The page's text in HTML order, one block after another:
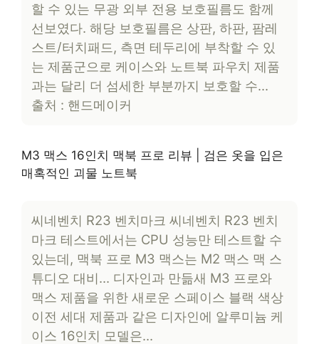
할 수 있는 무광 외부 전용 보호필름도 함께
선보였다. 해당 보호필름은 상판, 하판, 팜레
스트/터치패드, 측면 테두리에 부착할 수 있
는 제품군으로 케이스와 노트북 파우치 제품
과는 달리 더 섬세한 부분까지 보호할 수…
출처 : 핸드메이커
M3 맥스 16인치 맥북 프로 리뷰 | 검은 옷을 입은
매혹적인 괴물 노트북
씨네벤치 R23 벤치마크 씨네벤치 R23 벤치
마크 테스트에서는 CPU 성능만 테스트할 수
있는데, 맥북 프로 M3 맥스는 M2 맥스 맥 스
튜디오 대비… 디자인과 만듦새 M3 프로와
맥스 제품을 위한 새로운 스페이스 블랙 색상
이전 세대 제품과 같은 디자인에 알루미늄 케
이스 16인치 모델은…